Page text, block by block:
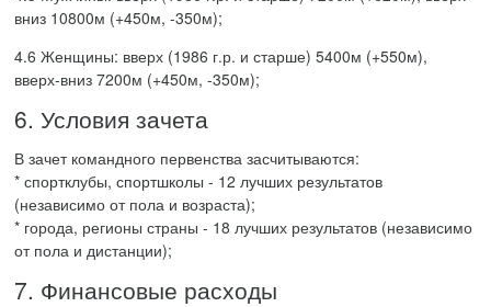
вниз 10800м (+450м, -350м);
4.6 Женщины: вверх (1986 г.р. и старше) 5400м (+550м),
вверх-вниз 7200м (+450м, -350м);
6. Условия зачета
В зачет командного первенства засчитываются:
* спортклубы, спортшколы - 12 лучших результатов
(независимо от пола и возраста);
* города, регионы страны - 18 лучших результатов (независимо
от пола и дистанции);
7. Финансовые расходы